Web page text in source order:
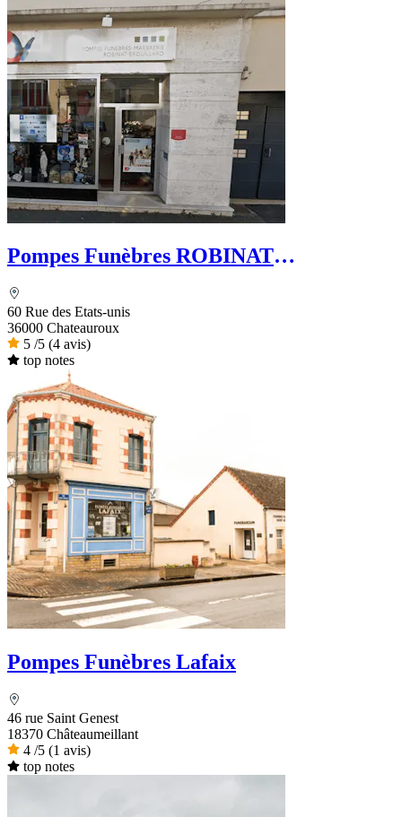
Pompes Funèbres ROBINAT
60 Rue des Etats-unis
36000 Chateauroux
5 /5 (4 avis)
top notes
Pompes Funèbres Lafaix
46 rue Saint Genest
18370 Châteaumeillant
4 /5 (1 avis)
top notes